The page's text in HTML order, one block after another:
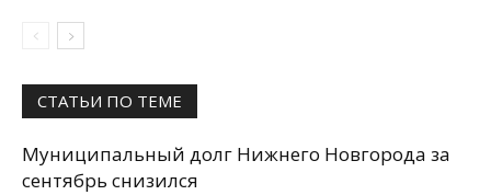
СТАТЬИ ПО ТЕМЕ
Муниципальный долг Нижнего Новгорода за
сентябрь снизился